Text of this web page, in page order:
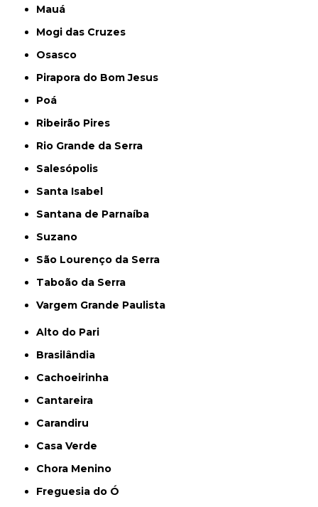
Mauá
Mogi das Cruzes
Osasco
Pirapora do Bom Jesus
Poá
Ribeirão Pires
Rio Grande da Serra
Salesópolis
Santa Isabel
Santana de Parnaíba
Suzano
São Lourenço da Serra
Taboão da Serra
Vargem Grande Paulista
Alto do Pari
Brasilândia
Cachoeirinha
Cantareira
Carandiru
Casa Verde
Chora Menino
Freguesia do Ó